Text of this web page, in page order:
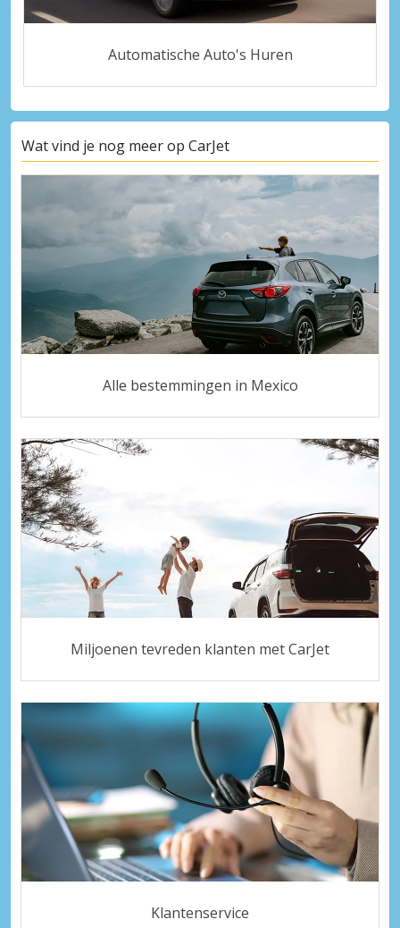
Automatische Auto's Huren
Wat vind je nog meer op CarJet
Alle bestemmingen in Mexico
Miljoenen tevreden klanten met CarJet
Klantenservice